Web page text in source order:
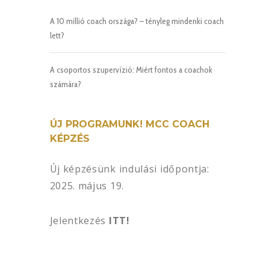
A 10 millió coach országa? – tényleg mindenki coach
lett?
A csoportos szupervízió: Miért fontos a coachok
számára?
ÚJ PROGRAMUNK! MCC COACH
KÉPZÉS
Új képzésünk indulási időpontja:
2025. május 19.
Jelentkezés ITT!